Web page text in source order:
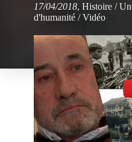
17/04/2018, Histoire /
d'humanité /Vidéo